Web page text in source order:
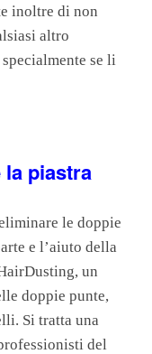
inoltre di non
altro
se li
la piastra
le doppie
e l’aiuto della
un
doppie punte,
Si tratta una
del